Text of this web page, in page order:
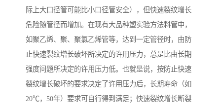
际上大口径管可能比小口径管安全），但快速裂纹增长
危险随管径而增加。在现有大品种塑实验方法料管中，
如聚乙烯、聚、聚氯乙烯管等，达到一定管径时，由防
止快速裂纹增长破坏所决定的许用压力，总是比由长期
强度问题所决定的许用压力低。也就是说，按防止快速
裂纹增长破坏的要求决定了许用压力后，长期寿命（如
20℃，50年）要求可自行得到满足；快速裂纹增长断裂